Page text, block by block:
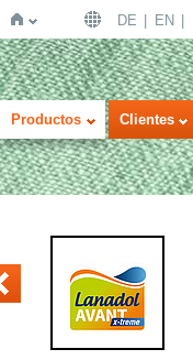
Inicio
DE EN
Productos Clientes